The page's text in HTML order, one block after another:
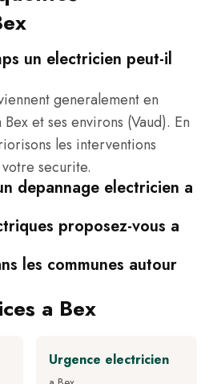
un electricien peut-il
generalement en
et ses environs (Vaud). En
les interventions
securite.
depannage electricien a
proposez-vous a
les communes autour
a Bex
Urgence electricien